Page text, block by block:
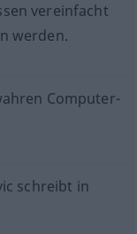
vereinfacht
werden.
Computer-
schreibt in